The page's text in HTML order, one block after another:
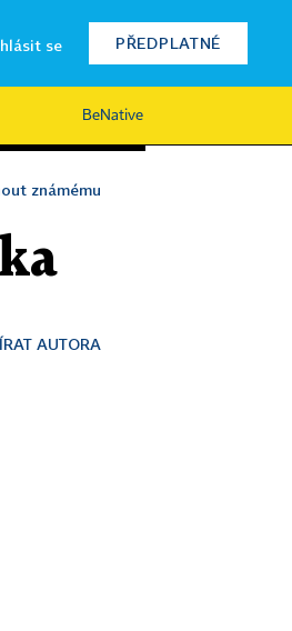
se PŘEDPLATNÉ
BeNative
známému
AUTORA